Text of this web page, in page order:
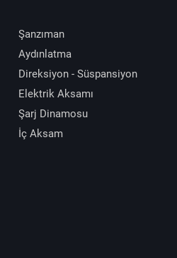
Şanzıman
Aydınlatma
Direksiyon - Süspansiyon
Elektrik Aksamı
Şarj Dinamosu
İç Aksam